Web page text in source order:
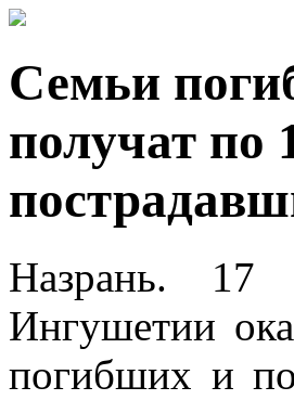
Семьи
получат по
Назрань.
Ингушетии
погибших и